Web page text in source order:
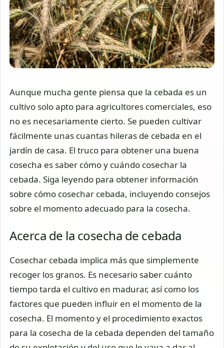
Aunque mucha gente piensa que la cebada es un
cultivo solo apto para agricultores comerciales, eso
no es necesariamente cierto. Se pueden cultivar
fácilmente unas cuantas hileras de cebada en el
jardín de casa. El truco para obtener una buena
cosecha es saber cómo y cuándo cosechar la
cebada. Siga leyendo para obtener información
sobre cómo cosechar cebada, incluyendo consejos
sobre el momento adecuado para la cosecha.
Acerca de la cosecha de cebada
Cosechar cebada implica más que simplemente
recoger los granos. Es necesario saber cuánto
tiempo tarda el cultivo en madurar, así como los
factores que pueden influir en el momento de la
cosecha. El momento y el procedimiento exactos
para la cosecha de la cebada dependen del tamaño